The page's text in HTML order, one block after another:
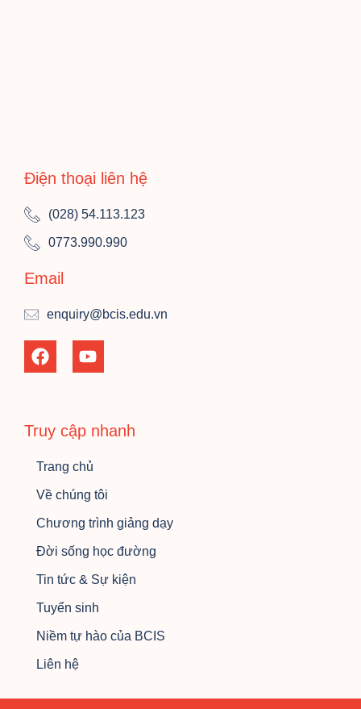
Điện thoại liên hệ
(028) 54.113.123
0773.990.990
Email
enquiry@bcis.edu.vn
Truy cập nhanh
Trang chủ
Về chúng tôi
Chương trình giảng dạy
Đời sống học đường
Tin tức & Sự kiện
Tuyển sinh
Niềm tự hào của BCIS
Liên hệ